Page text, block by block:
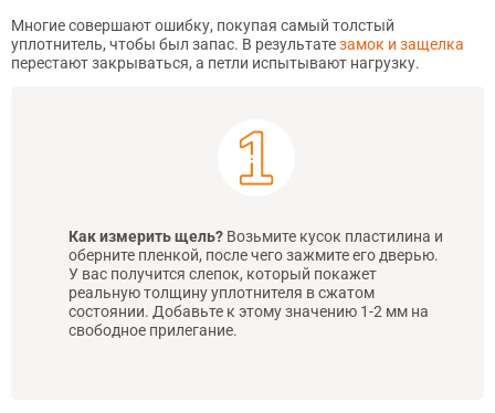
Многие совершают ошибку, покупая самый толстый
уплотнитель, чтобы был запас. В результатезамок и защелка
перестают закрываться, а петли испытывают нагрузку.
Как измерить щель? Возьмите кусок пластилина и
оберните пленкой, после чего зажмите его дверью.
У вас получится слепок, который покажет
реальную толщину уплотнителя в сжатом
состоянии. Добавьте к этому значению 1-2 мм на
свободное прилегание.